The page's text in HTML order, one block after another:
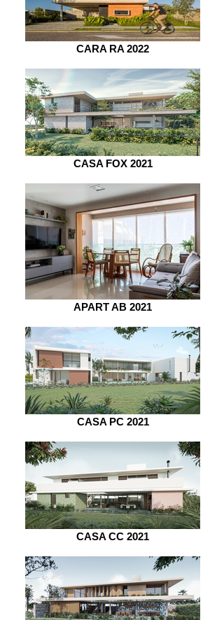
CARA RA 2022
CASA FOX 2021
APART AB 2021
CASA PC 2021
CASA CC 2021